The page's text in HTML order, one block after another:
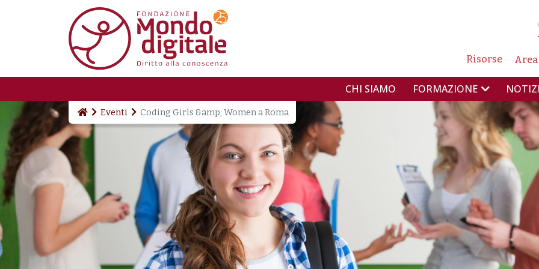
Salta al contenuto principale
Risorse
NAVIGAZIONE
CHI SIAMO FORMAZIONE
Eventi Coding Girls &amp; Women a Roma